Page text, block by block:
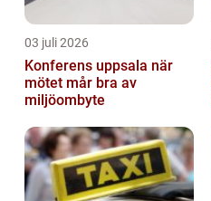
03 juli 2026
Konferens uppsala när
mötet mår bra av
miljöombyte